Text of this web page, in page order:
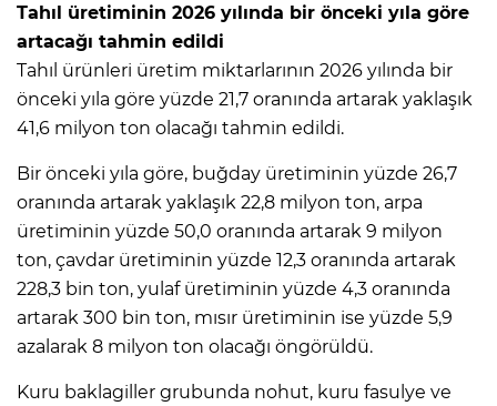
Tahıl üretiminin 2026 yılında bir önceki yıla göre
artacağı tahmin edildi
Tahıl ürünleri üretim miktarlarının 2026 yılında bir
önceki yıla göre yüzde 21,7 oranında artarak yaklaşık
41,6 milyon ton olacağı tahmin edildi.
Bir önceki yıla göre, buğday üretiminin yüzde 26,7
oranında artarak yaklaşık 22,8 milyon ton, arpa
üretiminin yüzde 50,0 oranında artarak 9 milyon
ton, çavdar üretiminin yüzde 12,3 oranında artarak
228,3 bin ton, yulaf üretiminin yüzde 4,3 oranında
artarak 300 bin ton, mısır üretiminin ise yüzde 5,9
azalarak 8 milyon ton olacağı öngörüldü.
Kuru baklagiller grubunda nohut, kuru fasulye ve